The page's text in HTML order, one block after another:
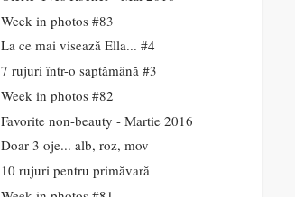
Week in photos #83
La ce mai visează Ella... #4
7 rujuri într-o saptămână #3
Week in photos #82
Favorite non-beauty - Martie 2016
Doar 3 oje... alb, roz, mov
10 rujuri pentru primăvară